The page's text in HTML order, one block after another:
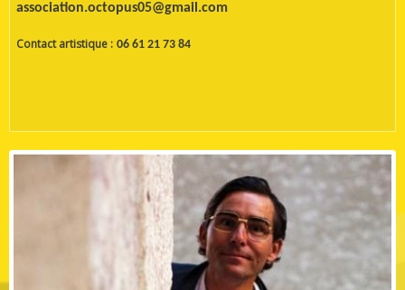
association.octopus05@gmail.com
Contact artistique : 06 61 21 73 84